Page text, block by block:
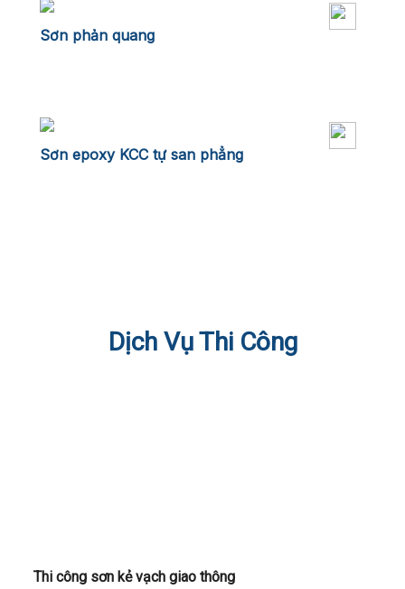
Sơn phản quang
Sơn epoxy KCC tự san phẳng
Dịch Vụ Thi Công
Thi công sơn kẻ vạch giao thông